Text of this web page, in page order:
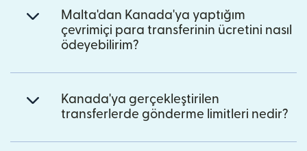
Malta'dan Kanada'ya yaptığım
çevrimiçi para transferinin ücretini nasıl
ödeyebilirim?
Kanada'ya gerçekleştirilen
transferlerde gönderme limitleri nedir?